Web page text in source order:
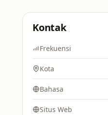
Kontak
Frekuensi
Kota
Bahasa
Situs Web